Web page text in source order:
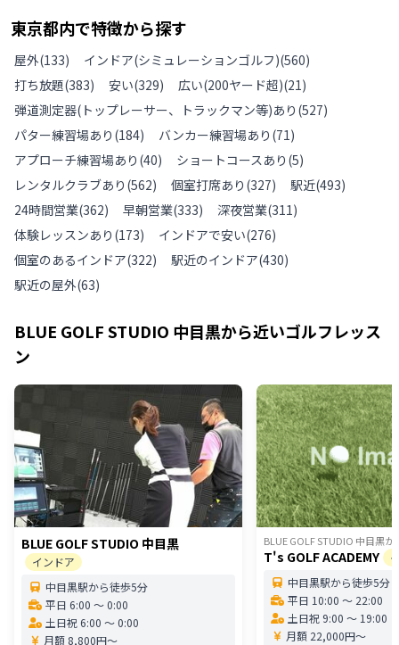
東京都内で特徴から探す
屋外(133) インドア(シミュレーションゴルフ)(560)
打ち放題(383) 安い(329) 広い(200ヤード超)(21)
弾道測定器(トップレーサー、トラックマン等)あり (527)
パター練習場あり (184) バンカー練習場あり (71)
アプローチ練習場あり (40) ショートコースあり (5)
レンタルクラブあり (562) 個室打席あり (327) 駅近(493)
24時間営業(362) 早朝営業(333) 深夜営業(311)
体験レッスンあり (173) インドアで安い(276)
個室のあるインドア(322) 駅近のインドア(430)
駅近の屋外(63)
BLUE GOLF STUDIO 中目黒から近いゴルフレッス
ン
BLUE GOLF STUDIO 中目黒
インドア
中目黒駅から徒歩5分
平日 6:00 〜 0:00
土日祝 6:00 〜 0:00
月額 8,800円〜
BLUE GOLF STUDIO 中目黒か
T's GOLF ACADEMY
中目黒駅から徒歩5分
平日 10:00 〜 22:00
土日祝 9:00 〜 19:00
月額 22,000円〜